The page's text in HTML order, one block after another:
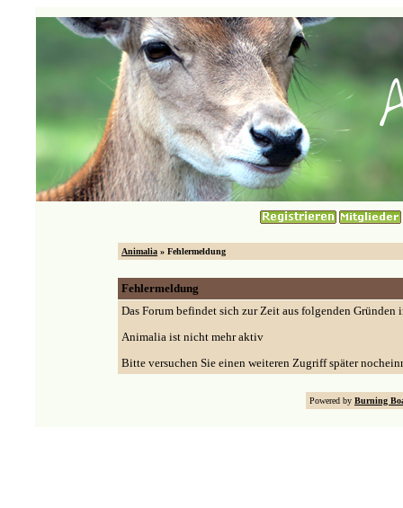
Animalia » Fehlermeldung
Fehlermeldung
Das Forum befindet sich zur Zeit aus folgenden Gründen
Animalia ist nicht mehr aktiv
Bitte versuchen Sie einen weiteren Zugriff später
Powered by Burning